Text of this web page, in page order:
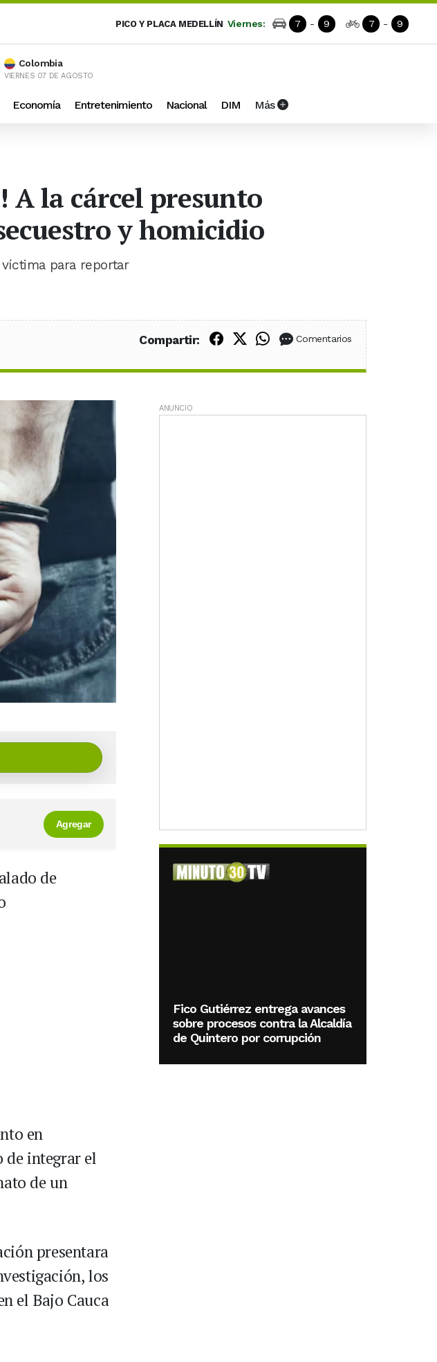
PICO Y PLACA MEDELLÍN Viernes: 7 - 9 7 - 9
Colombia
VIERNES 07 DE AGOSTO
Economía Entretenimiento Nacional DIM Más
A la cárcel presunto
y homicidio
para reportar
Compartir: Compartir en Facebook
Compartir en X (Twitter)
Compartir en WhatsApp
Comentarios
Agregar
de
en
de integrar el
de un
presentara
los
el Bajo Cauca
ANUNCIO
Fico Gutiérrez entrega avances
sobre procesos contra la Alcaldía
de Quintero por corrupción